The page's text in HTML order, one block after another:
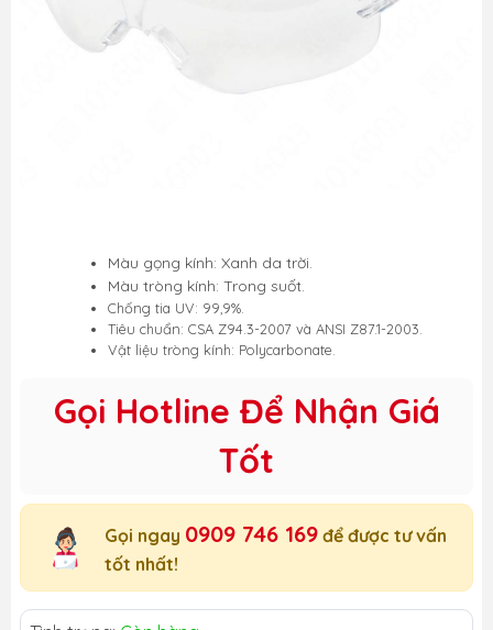
Màu gọng kính: Xanh da trời.
Màu tròng kính: Trong suốt.
Chống tia UV: 99,9%.
Tiêu chuẩn: CSA Z94.3-2007 và ANSI Z87.1-2003.
Vật liệu tròng kính: Polycarbonate.
Gọi Hotline Để Nhận Giá
Tốt
Gọi ngay 0909 746 169 để được tư vấn
tốt nhất!